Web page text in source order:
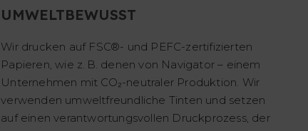
UMWELTBEWUSST
Wir drucken auf FSC®- und PEFC-zertifizierten
Papieren, wie z. B. denen von Navigator – einem
Unternehmen mit CO₂-neutraler Produktion. Wir
verwenden umweltfreundliche Tinten und setzen
auf einen verantwortungsvollen Druckprozess, der